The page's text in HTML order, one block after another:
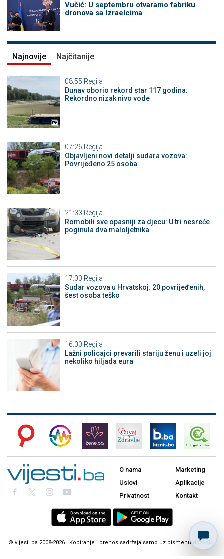
Vučić: U septembru otvaramo fabriku
dronova sa Izraelcima
Najnovije Najčitanije
08:55 Regija
Dunav oborio rekord star 117 godina:
Rekordno nizak nivo vode
07:26 Regija
Objavljeni novi detalji sudara vozova:
Povrijeđeno 25 osoba
21:33 Regija
Romobili sve opasniji za djecu: U tri nesreće
poginula dva maloljetnika
17:00 Regija
Sudar vozova u Hrvatskoj: 20 povrijeđenih,
šest osoba teško
16:00 Regija
Lažni policajci prevarili stariju ženu i uzeli joj
nekoliko hiljada eura
O nama
Uslovi
Privatnost
Marketing
Aplikacije
Kontakt
© vijesti.ba 2008-2026 | Kopiranje i prenos sadržaja samo uz pismenu dozvolu.